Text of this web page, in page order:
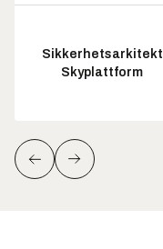
Sikkerhetsarkitekt
Skyplattform